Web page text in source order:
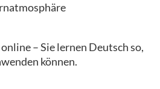
– Sie lernen Deutsch so,
können.